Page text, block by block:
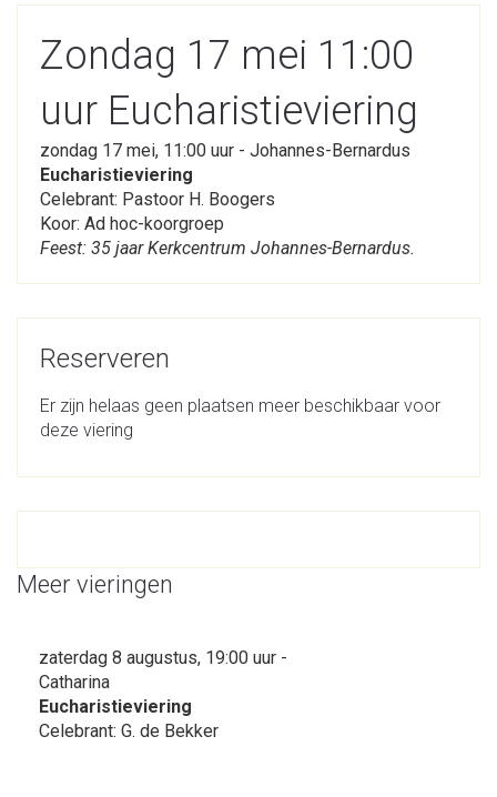
Zondag 17 mei 11:00
uur Eucharistieviering
zondag 17 mei, 11:00 uur - Johannes-Bernardus
Eucharistieviering
Celebrant: Pastoor H. Boogers
Koor: Ad hoc-koorgroep
Feest: 35 jaar Kerkcentrum Johannes-Bernardus.
Reserveren
Er zijn helaas geen plaatsen meer beschikbaar voor
deze viering
Meer vieringen
zaterdag 8 augustus, 19:00 uur -
Catharina
Eucharistieviering
Celebrant: G. de Bekker